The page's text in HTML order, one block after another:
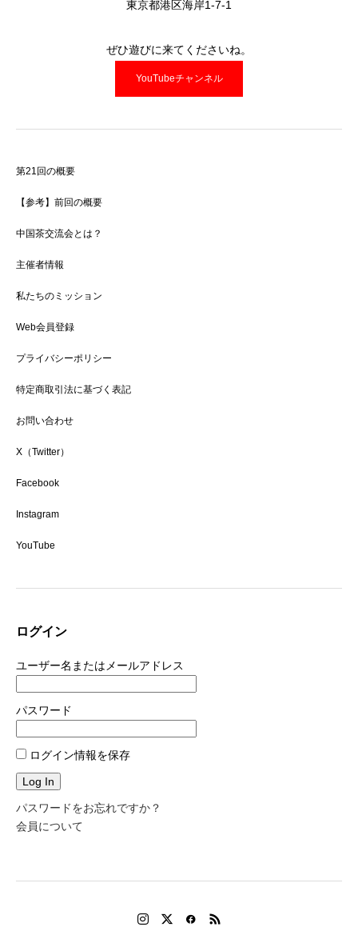
東京都港区海岸1-7-1
ぜひ遊びに来てくださいね。
YouTubeチャンネル
第21回の概要
【参考】前回の概要
中国茶交流会とは？
主催者情報
私たちのミッション
Web会員登録
プライバシーポリシー
特定商取引法に基づく表記
お問い合わせ
X（Twitter）
Facebook
Instagram
YouTube
ログイン
ユーザー名またはメールアドレス
パスワード
ログイン情報を保存
パスワードをお忘れですか？
会員について